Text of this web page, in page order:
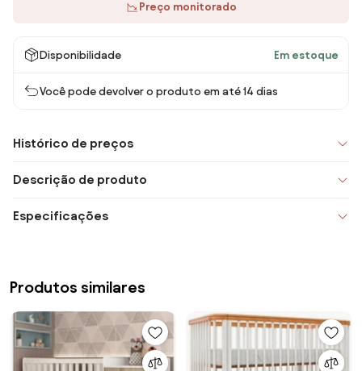
Preço monitorado
Disponibilidade Em estoque
Você pode devolver o produto em até 14 dias
Histórico de preços
Descrição de produto
Especificações
Produtos similares